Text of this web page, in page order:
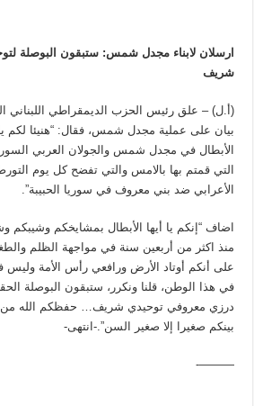
ارسلان لابناء مجدل شمس: ستبقون البوصلة
شريف
(أ.ل) – علق رئيس الحزب الديمقراطي اللبناني
بيان على عملية مجدل شمس، فقال: “هنيئا لكم
الأبطال في مجدل شمس والجولان العربي
التي قمتم بها بالامس والتي تفضح كل يوم
الأعرابي ضد بني معروف في سوريا الحبيبة”.
اضاف “إنكم يا أيها الأبطال بمشايخكم وشيبكم
منذ اكثر من أربعين سنة في مواجهة الظلم
على أنكم أوتاد الأرض ورافعي رأس الأمة
في هذا الوطن، قلنا ونكرر، ستبقون البوصلة
درزي معروفي توحيدي شريف… حفظكم الله من
بينكم صغيرا إلا صغير السن”.-انتهى-
———-